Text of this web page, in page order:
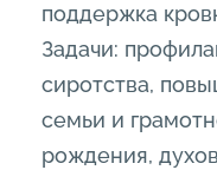
поддержка
Задачи:
сиротства,
семьи и
рождения,